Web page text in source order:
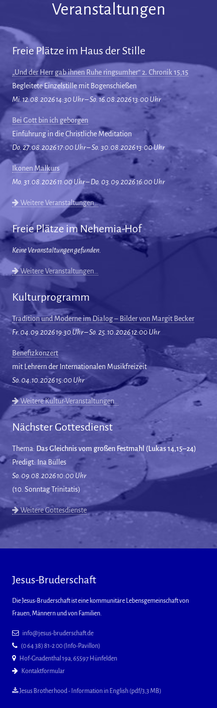
Veranstaltungen
Freie Plätze im Haus der Stille
„Und der Herr gab ihnen Ruhe ringsumher“ 2. Chronik 15,15
Begleitete Einzelstille mit Bogenschießen
Mi. 12.08.2026 14:30 Uhr – So. 16.08.2026 13:00 Uhr
Bei Gott bin ich geborgen
Einführung in die Christliche Meditation
Do. 27.08.2026 17:00 Uhr – So. 30.08.2026 13:00 Uhr
Ikonen Malkurs
Mo. 31.08.2026 11:00 Uhr – Do. 03.09.2026 16:00 Uhr
Weitere Veranstaltungen…
Freie Plätze im Nehemia-Hof
Keine Veranstaltungen gefunden.
Weitere Veranstaltungen…
Kulturprogramm
Tradition und Moderne im Dialog – Bilder von Margit Becker
Fr. 04.09.2026 19:30 Uhr – So. 25.10.2026 12:00 Uhr
Benefizkonzert
mit Lehrern der Internationalen Musikfreizeit
So. 04.10.2026 15:00 Uhr
Weitere Kultur-Veranstaltungen…
Nächster Gottesdienst
Thema: Das Gleichnis vom großen Festmahl (Lukas 14,15–24)
Predigt: Ina Bülles
So. 09.08.2026 10:00 Uhr
(10. Sonntag Trinitatis)
Weitere Gottesdienste
Jesus-Bruderschaft
Die Jesus-Bruderschaft ist eine kommunitäre Lebensgemeinschaft von
Frauen, Männern und von Familien.
info@jesus-bruderschaft.de
(0 64 38) 81-2 00 (Info-Pavillon)
Hof-Gnadenthal 19a, 65597 Hünfelden
Kontaktformular
Jesus Brotherhood - Information in English (pdf/3,3 MB)